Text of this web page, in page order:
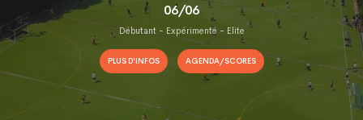
06/06
Débutant - Expérimenté - Elite
PLUS D'INFOS AGENDA/SCORES